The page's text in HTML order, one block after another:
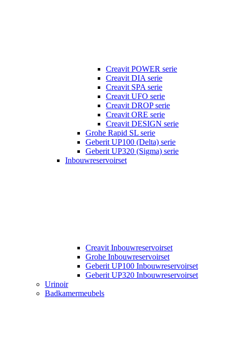
Creavit POWER serie
Creavit DIA serie
Creavit SPA serie
Creavit UFO serie
Creavit DROP serie
Creavit ORE serie
Creavit DESIGN serie
Grohe Rapid SL serie
Geberit UP100 (Delta) serie
Geberit UP320 (Sigma) serie
Inbouwreservoirset
Creavit Inbouwreservoirset
Grohe Inbouwreservoirset
Geberit UP100 Inbouwreservoirset
Geberit UP320 Inbouwreservoirset
Urinoir
Badkamermeubels